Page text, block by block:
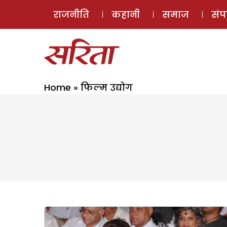
राजनीति कहानी समाज
Home » फिल्म उद्योग